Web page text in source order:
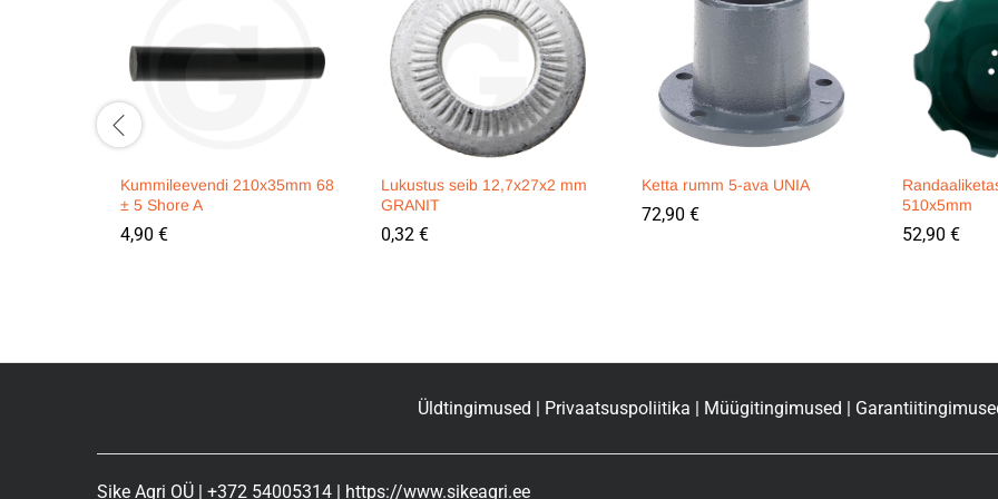
Kummileevendi 210x35mm 68
± 5 Shore A
4,90 €
Lukustus seib 12,7x27x2 mm
GRANIT
0,32 €
Ketta rumm 5-ava UNIA
72,90 €
510x5mm
52,90 €
Üldtingimused Privaatsuspoliitika Müügitingimused
Sike Agri OÜ | +372 54005314 | https://www.sikeagri.ee